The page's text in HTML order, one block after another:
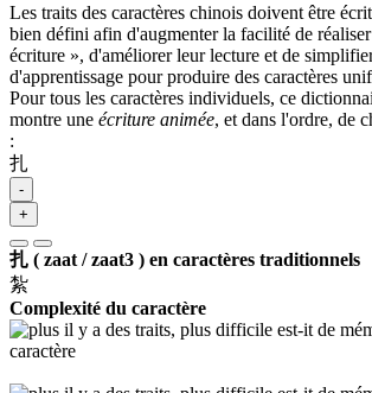
Les traits des caractères chinois doivent être
bien défini afin d'augmenter la facilité de
écriture », d'améliorer leur lecture et de
d'apprentissage pour produire des caractères
Pour tous les caractères individuels, ce
montre une écriture animée, et dans l'ordre, de
:
扎
-
+
扎 ( zaat / zaat3 ) en caractères traditionnels
紮
Complexité du caractère